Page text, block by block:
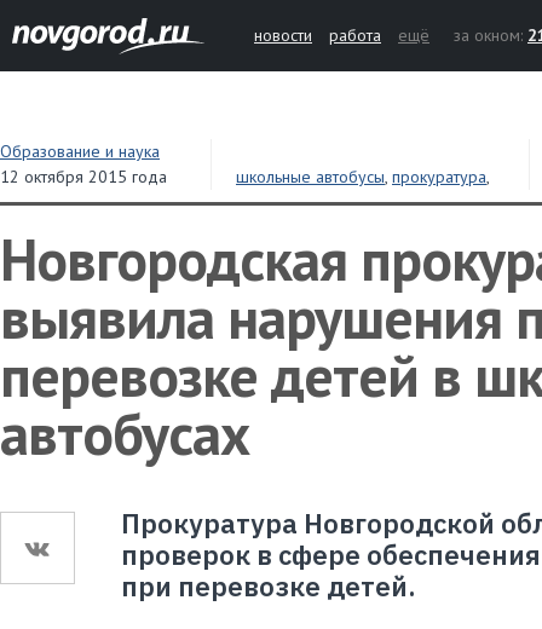
новости работа ещё за окном:
Образование и наука
12 октября 2015 года
школьные автобусы, прокуратура,
нарушения
Новгородская
выявила нарушения
перевозке детей в
автобусах
Прокуратура Новгородской
проверок в сфере
при перевозке детей.